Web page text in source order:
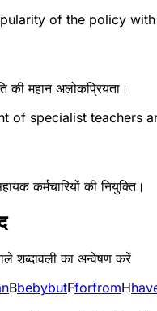
of the policy
की महान अलोकप्रियता।
of specialist teachers
कर्मचारियों की नियुक्ति।
शब्दावली का अन्वेषण करें
BbebybutFforfromH